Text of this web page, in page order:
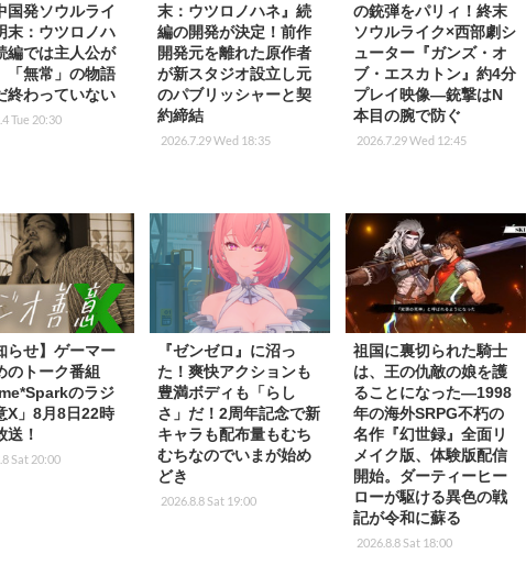
国発ソウルライ
末：ウツロノハ
編では主人公が
「無常」の物語
終わっていない
Tue 20:30
末：ウツロノハネ』続
編の開発が決定！前作
開発元を離れた原作者
が新スタジオ設立し元
のパブリッシャーと契
約締結
2026.7.29 Wed 18:35
の銃弾をパリィ！終末
ソウルライク×西部劇シ
ューター『ガンズ・オ
ブ・エスカトン』約4分
プレイ映像―銃撃はN
本目の腕で防ぐ
2026.7.29 Wed 12:45
らせ】ゲーマー
のトーク番組
のラジ
X」8月8日22時
送！
Sat 20:00
『ゼンゼロ』に沼っ
た！爽快アクションも
豊満ボディも「らし
さ」だ！2周年記念で新
キャラも配布量もむち
むちなのでいまが始め
どき
2026.8.8 Sat 19:00
祖国に裏切られた騎士
は、王の仇敵の娘を護
ることになった―1998
年の海外SRPG不朽の
名作『幻世録』全面リ
メイク版、体験版配信
開始。ダーティーヒー
ローが駆ける異色の戦
記が令和に蘇る
2026.8.8 Sat 18:00